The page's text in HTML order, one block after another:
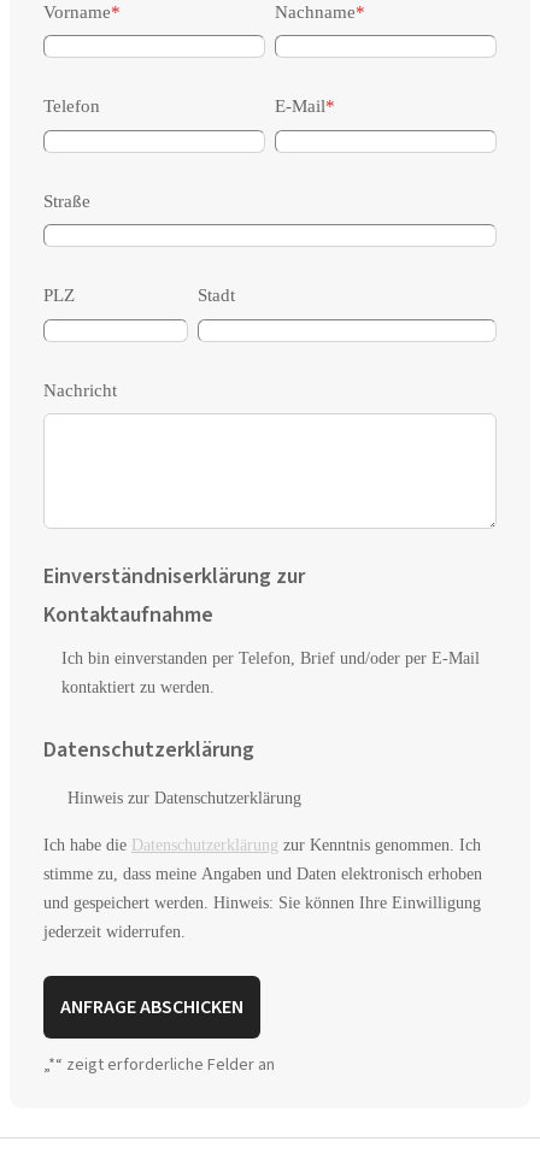
„*“ zeigt erforderliche Felder an
Vorname* Nachname*
Telefon E-Mail*
Straße
PLZ Stadt
Nachricht
Einverständniserklärung zur
Kontaktaufnahme
Ich bin einverstanden per Telefon, Brief und/oder per E-Mail
kontaktiert zu werden.
Datenschutzerklärung
Hinweis zur Datenschutzerklärung
Ich habe die Datenschutzerklärung zur Kenntnis genommen. Ich
stimme zu, dass meine Angaben und Daten elektronisch erhoben
und gespeichert werden. Hinweis: Sie können Ihre Einwilligung
jederzeit widerrufen.
l
r